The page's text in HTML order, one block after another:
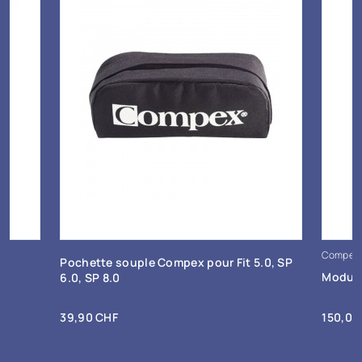
+ Ajout au panier
Pochette souple Compex pour Fit 5.0, SP
6.0, SP 8.0
Prix
39,90 CHF
Compex
Prix
150,00